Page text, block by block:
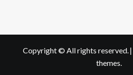
Copyright © All rights reserved.|
themes.